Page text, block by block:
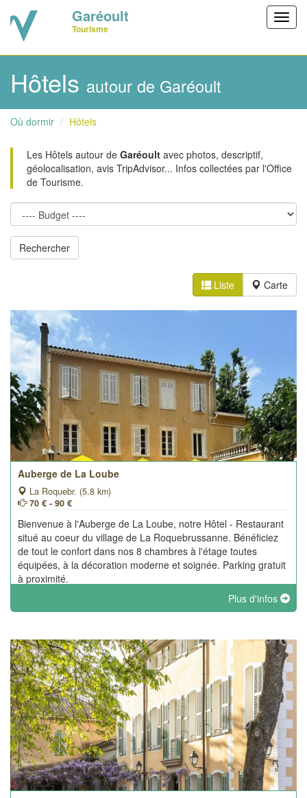
Garéoult
Tourisme
Hôtels autour de Garéoult
Où dormir Hôtels
Les Hôtels autour de Garéoult avec photos, descriptif,
géolocalisation, avis TripAdvisor... Infos collectées par l'Office
de Tourisme.
Liste Carte
Auberge de La Loube
La Roquebr. (5.8 km)
70 € - 90 €
Bienvenue à l'Auberge de La Loube, notre Hôtel - Restaurant
situé au coeur du village de La Roquebrussanne. Bénéficiez
de tout le confort dans nos 8 chambres à l'étage toutes
équipées, à la décoration moderne et soignée. Parking gratuit
à proximité.
Plus d'infos